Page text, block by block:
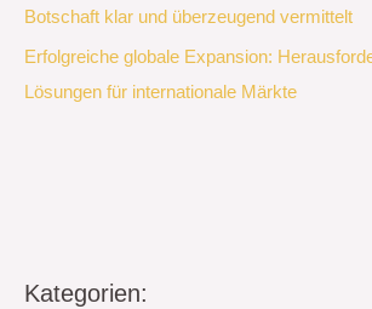
Botschaft klar und überzeugend vermittelt
Erfolgreiche globale Expansion:
Lösungen für internationale Märkte
Kategorien: